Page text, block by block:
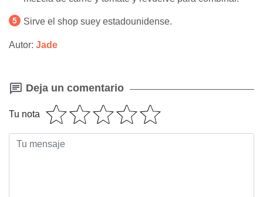
Sirve el shop suey estadounidense.
Autor: Jade
Deja un comentario
Tu nota